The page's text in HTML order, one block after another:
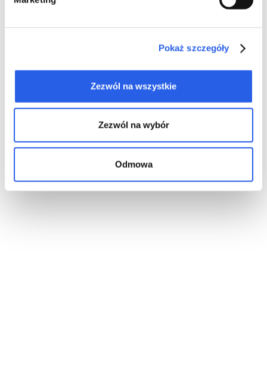
Pokaż szczegóły
Zezwól na wszystkie
Zezwól na wybór
Odmowa
drukowanych, były jak najlepsze i niezapomniane.
zasługuje na najwyższą jakość.